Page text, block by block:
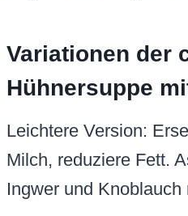
Variationen der
Hühnersuppe
Leichtere Version:
Milch, reduziere Fett.
Ingwer und Knoblauch